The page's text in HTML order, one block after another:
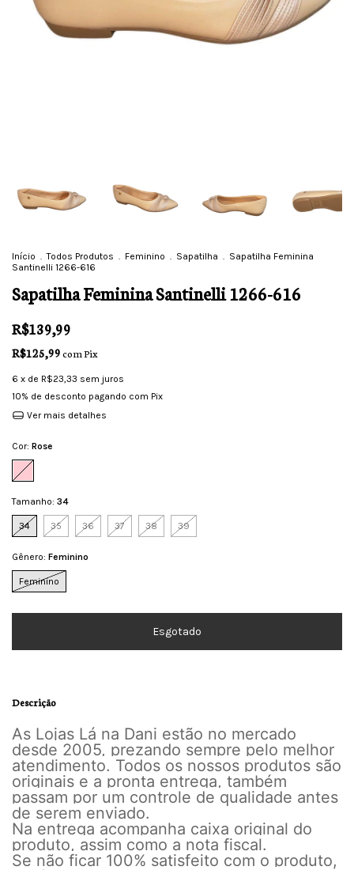
Início . Todos Produtos . Feminino . Sapatilha . Sapatilha Feminina
Santinelli 1266-616
Sapatilha Feminina Santinelli 1266-616
R$139,99
R$125,99comPix
6 x de R$23,33 sem juros
10% de desconto pagando com Pix
Ver mais detalhes
Cor: Rose
Tamanho: 34
34 35 36 37 38 39
Gênero: Feminino
Feminino
Descrição
As Lojas Lá na Dani estão no mercado
desde 2005, prezando sempre pelo melhor
atendimento. Todos os nossos produtos são
originais e a pronta entrega, também
passam por um controle de qualidade antes
de serem enviado.
Na entrega acompanha caixa original do
produto, assim como a nota fiscal.
Se não ficar 100% satisfeito com o produto,